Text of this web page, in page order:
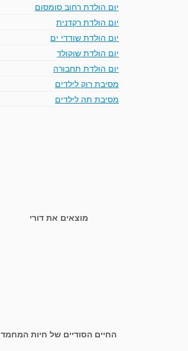
יום הולדת רחוב סומסום
יום הולדת רקדנית
יום הולדת שודדי ים
יום הולדת שוקולד
יום הולדת תחבורה
מסיבת רוק לילדים
מסיבת תה לילדים
מוצאים את דורי
החיים הסודיים של חיות המחמד